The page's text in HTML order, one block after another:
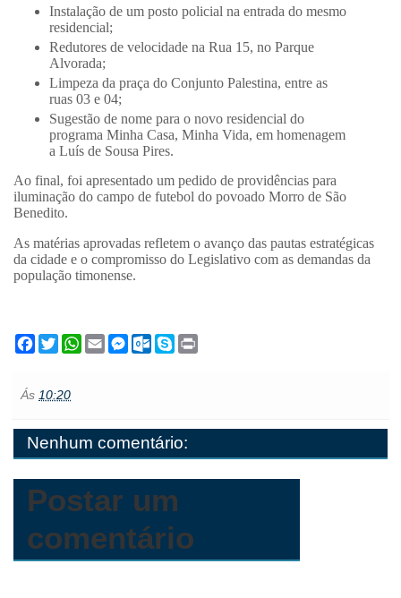
Instalação de um posto policial na entrada do mesmo
residencial;
Redutores de velocidade na Rua 15, no Parque
Alvorada;
Limpeza da praça do Conjunto Palestina, entre as
ruas 03 e 04;
Sugestão de nome para o novo residencial do
programa Minha Casa, Minha Vida, em homenagem
a Luís de Sousa Pires.
Ao final, foi apresentado um pedido de providências para
iluminação do campo de futebol do povoado Morro de São
Benedito.
As matérias aprovadas refletem o avanço das pautas estratégicas
da cidade e o compromisso do Legislativo com as demandas da
população timonense.
F
a
b
o
k
T
w
t
r
W
h
p
p
E
m
M
e
g
e
r
O
u
k
.
c
S
k
Ás 10:20
Nenhum comentário:
Postar um
comentário